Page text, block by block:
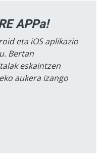
APPa!
eta iOS aplikazio
Bertan
eskaintzen
aukera izango